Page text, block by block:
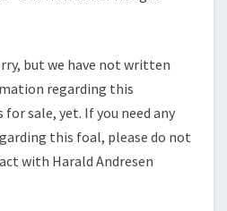
but we have not written
regarding this
sale, yet. If you need any
this foal, please do not
with Harald Andresen